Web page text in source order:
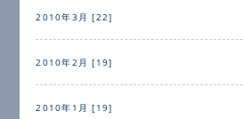
2010年3月 [22]
2010年2月 [19]
2010年1月 [19]